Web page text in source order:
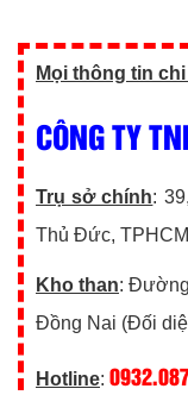
Mọi thông tin
CÔNG TY
Trụ sở chính:
Thủ Đức, TPHCM
Kho than:
Đồng Nai (Đối
Hotline: